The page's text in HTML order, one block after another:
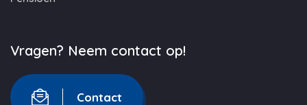
Vragen? Neem contact op!
Contact